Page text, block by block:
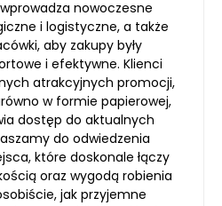
nowoczesne
i logistyczne, a także
aby zakupy były
i efektywne. Klienci
atrakcyjnych promocji,
w formie papierowej,
dostęp do aktualnych
do odwiedzenia
które doskonale łączy
oraz wygodą robienia
jak przyjemne